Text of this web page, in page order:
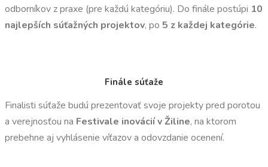
odborníkov z praxe (pre každú kategóriu). Do finále postúpi 10
najlepších súťažných projektov, po 5 z každej kategórie.
Finále súťaže
Finalisti súťaže budú prezentovať svoje projekty pred porotou
a verejnosťou na Festivale inovácií v Žiline, na ktorom
prebehne aj vyhlásenie víťazov a odovzdanie ocenení.